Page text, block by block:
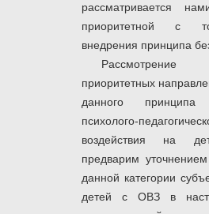
рассматривается
приоритетной с
внедрения принципа
приоритетных
данного
психолого-
воздействия на
предварим
данной категории
детей с ОВЗ в